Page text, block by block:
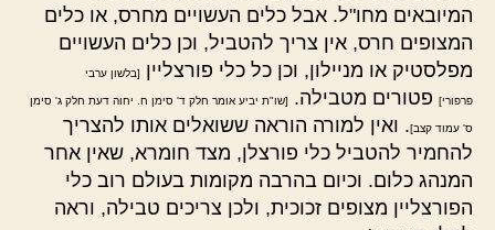
המיובאים מחו"ל. אבל כלים העשויים מחרס, או כלים
המצופים חרס, אין צריך להטביל, וכן כלים העשויים
מפלסטיק או מניילון, וכן כל כלי פורצליין
[בלשון ערבי
פרפורי] פטורים מטבילה. [שו"ת יביע אומר חלק ד' סימן ח. יחוה דעת חלק ג' סימן
ס' עמוד קצב]. ואין למורה הוראה ששואלים אותו להצריך
להחמיר להטביל כלי פורצלן, מצד חומרא, שאין אחר
המנהג כלום. וכיום בהרבה מקומות בעולם רוב כלי
הפורצליין מצופים זכוכית, ולכן צריכים טבילה, וראה